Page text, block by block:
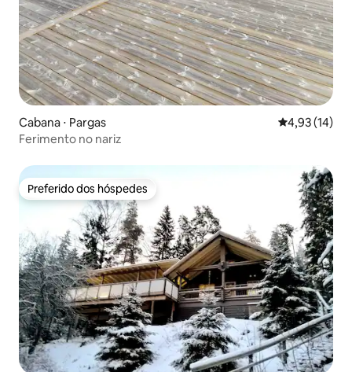
Cabana ⋅ Pargas 4,93 de uma
4,93 (14)
Ferimento no nariz
Preferido dos hóspedes
Preferido dos hóspedes